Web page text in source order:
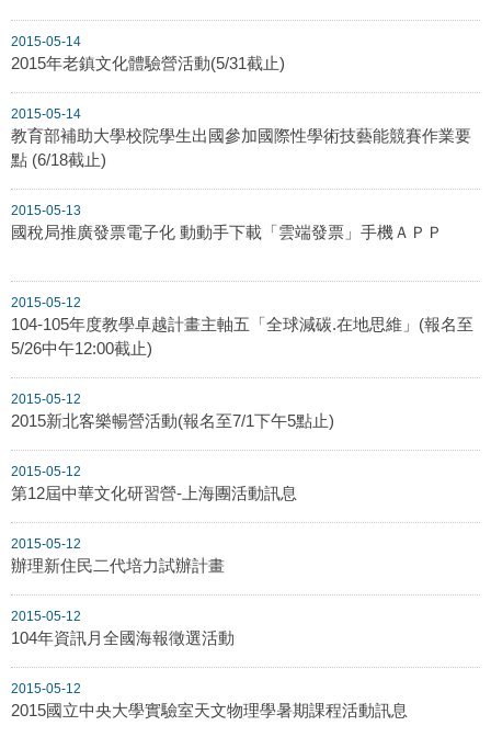
2015-05-14
2015年老鎮文化體驗營活動(5/31截止)
2015-05-14
教育部補助大學校院學生出國參加國際性學術技藝能競賽作業要
點 (6/18截止)
2015-05-13
國稅局推廣發票電子化 動動手下載「雲端發票」手機ＡＰＰ
2015-05-12
104-105年度教學卓越計畫主軸五「全球減碳.在地思維」(報名至
5/26中午12:00截止)
2015-05-12
2015新北客樂暢營活動(報名至7/1下午5點止)
2015-05-12
第12屆中華文化研習營-上海團活動訊息
2015-05-12
辦理新住民二代培力試辦計畫
2015-05-12
104年資訊月全國海報徵選活動
2015-05-12
2015國立中央大學實驗室天文物理學暑期課程活動訊息